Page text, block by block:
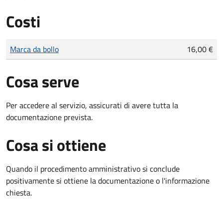
Costi
Tipo di pagamento
Importo
Marca da bollo 16,00 €
Cosa serve
Per accedere al servizio, assicurati di avere tutta la
documentazione prevista.
Cosa si ottiene
Quando il procedimento amministrativo si conclude
positivamente si ottiene la documentazione o l'informazione
chiesta.